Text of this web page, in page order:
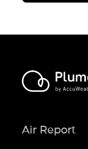
Air Report